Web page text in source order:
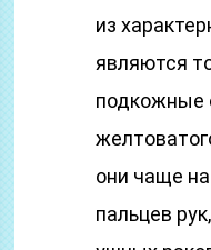
из
являются
подкожные
они чаще
пальцев